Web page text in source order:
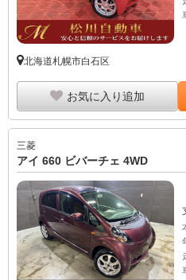
北海道札幌市白石区
お気に入り追加
三菱
アイ 660 ビバーチェ 4WD